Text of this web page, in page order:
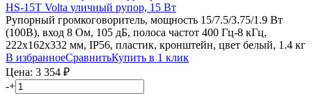
HS-15T Volta уличный рупор, 15 Вт
Рупорный громкоговоритель, мощность 15/7.5/3.75/1.9 Вт
(100В), вход 8 Ом, 105 дБ, полоса частот 400 Гц-8 кГц,
222х162х332 мм, IP56, пластик, кронштейн, цвет белый, 1.4 кг
В избранноеСравнитьКупить в 1 клик
Цена: 3 354 ₽
-+